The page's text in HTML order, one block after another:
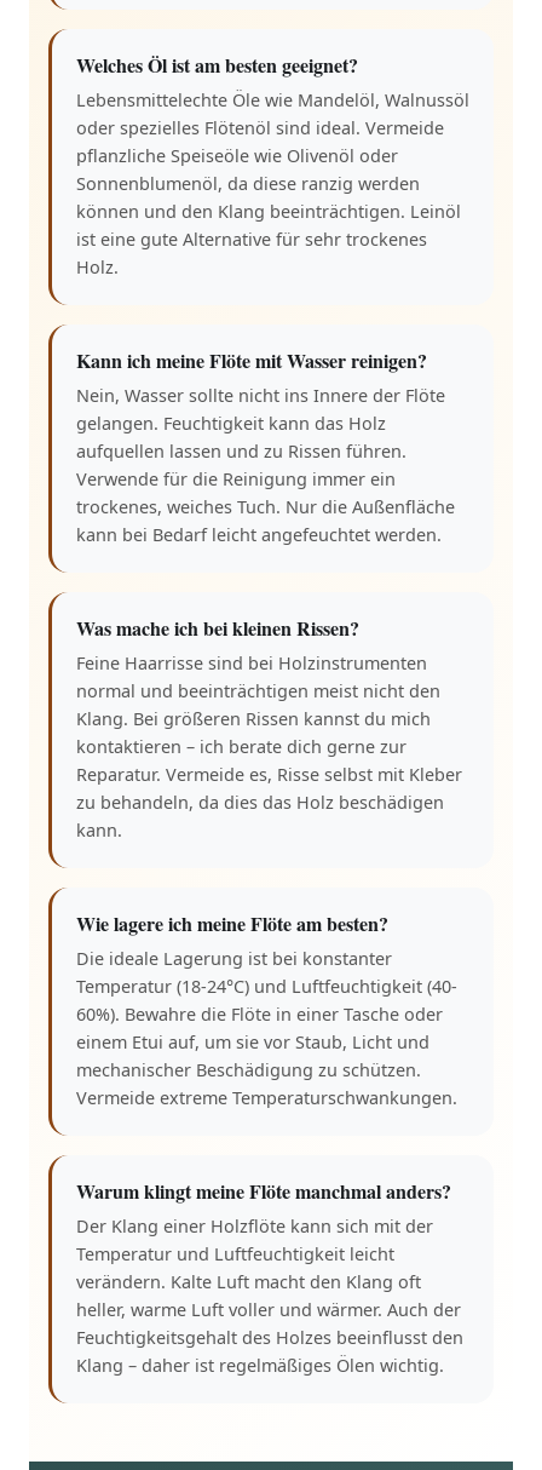
Welches Öl ist am besten geeignet?
Lebensmittelechte Öle wie Mandelöl, Walnussöl
oder spezielles Flötenöl sind ideal. Vermeide
pflanzliche Speiseöle wie Olivenöl oder
Sonnenblumenöl, da diese ranzig werden
können und den Klang beeinträchtigen. Leinöl
ist eine gute Alternative für sehr trockenes
Holz.
Kann ich meine Flöte mit Wasser reinigen?
Nein, Wasser sollte nicht ins Innere der Flöte
gelangen. Feuchtigkeit kann das Holz
aufquellen lassen und zu Rissen führen.
Verwende für die Reinigung immer ein
trockenes, weiches Tuch. Nur die Außenfläche
kann bei Bedarf leicht angefeuchtet werden.
Was mache ich bei kleinen Rissen?
Feine Haarrisse sind bei Holzinstrumenten
normal und beeinträchtigen meist nicht den
Klang. Bei größeren Rissen kannst du mich
kontaktieren – ich berate dich gerne zur
Reparatur. Vermeide es, Risse selbst mit Kleber
zu behandeln, da dies das Holz beschädigen
kann.
Wie lagere ich meine Flöte am besten?
Die ideale Lagerung ist bei konstanter
Temperatur (18-24°C) und Luftfeuchtigkeit (40-
60%). Bewahre die Flöte in einer Tasche oder
einem Etui auf, um sie vor Staub, Licht und
mechanischer Beschädigung zu schützen.
Vermeide extreme Temperaturschwankungen.
Warum klingt meine Flöte manchmal anders?
Der Klang einer Holzflöte kann sich mit der
Temperatur und Luftfeuchtigkeit leicht
verändern. Kalte Luft macht den Klang oft
heller, warme Luft voller und wärmer. Auch der
Feuchtigkeitsgehalt des Holzes beeinflusst den
Klang – daher ist regelmäßiges Ölen wichtig.